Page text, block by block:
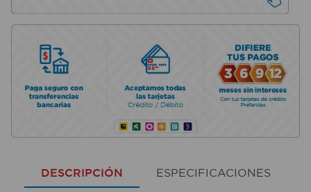
DESCRIPCIÓN ESPECIFICACIONES